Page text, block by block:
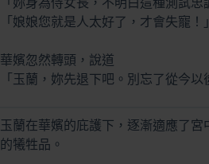
「娘娘您就是人太好了，才會失寵！」
華嬪忽然轉頭，說道
「玉蘭，妳先退下吧。別忘了從今以
玉蘭在華嬪的庇護下，逐漸適應了
的犧牲品。